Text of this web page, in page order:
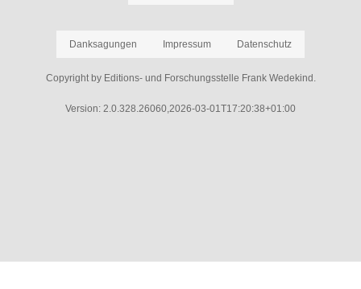
Danksagungen Impressum Datenschutz
Copyright by Editions- und Forschungsstelle Frank Wedekind.
Version: 2.0.328.26060,2026-03-01T17:20:38+01:00